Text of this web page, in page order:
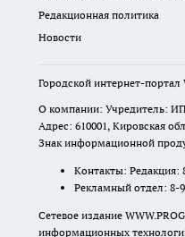
Редакционная политика
Новости
Городской интернет-портал
О компании: Учредитель: ИП
Адрес: 610001, Кировская
Знак информационной
Контакты: Редакция:
Рекламный отдел: 8-
Сетевое издание
информационных